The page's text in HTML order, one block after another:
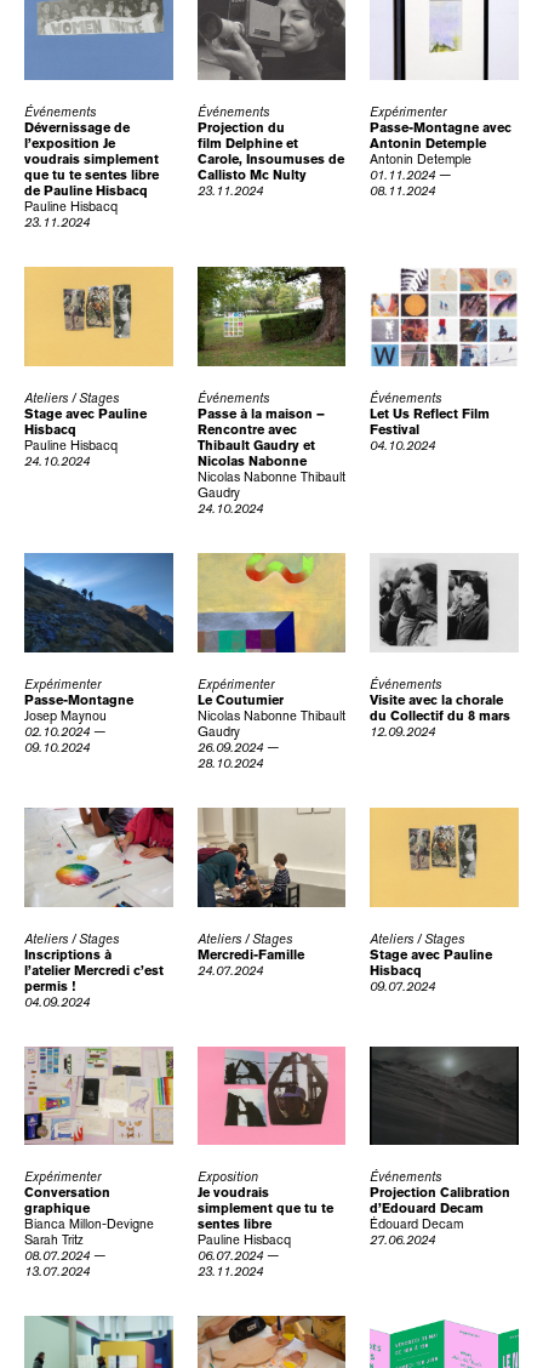
Événements
Dévernissage de
l’exposition Je
voudrais simplement
que tu te sentes libre
de Pauline Hisbacq
Pauline Hisbacq
23.11.2024
Événements
Projection du
film Delphine et
Carole, Insoumuses de
Callisto Mc Nulty
23.11.2024
Expérimenter
Passe-Montagne avec
Antonin Detemple
Antonin Detemple
01.11.2024 —
08.11.2024
Ateliers / Stages
Stage avec Pauline
Hisbacq
Pauline Hisbacq
24.10.2024
Événements
Passe à la maison –
Rencontre avec
Thibault Gaudry et
Nicolas Nabonne
Nicolas Nabonne Thibault
Gaudry
24.10.2024
Événements
Let Us Reflect Film
Festival
04.10.2024
Expérimenter
Passe-Montagne
Josep Maynou
02.10.2024 —
09.10.2024
Expérimenter
Le Coutumier
Nicolas Nabonne Thibault
Gaudry
26.09.2024 —
28.10.2024
Événements
Visite avec la chorale
du Collectif du 8 mars
12.09.2024
Ateliers / Stages
Inscriptions à
l’atelier Mercredi c’est
permis !
04.09.2024
Ateliers / Stages
Mercredi-Famille
24.07.2024
Ateliers / Stages
Stage avec Pauline
Hisbacq
09.07.2024
Expérimenter
Conversation
graphique
Bianca Millon-Devigne
Sarah Tritz
08.07.2024 —
13.07.2024
Exposition
Je voudrais
simplement que tu te
sentes libre
Pauline Hisbacq
06.07.2024 —
23.11.2024
Événements
Projection Calibration
d’Edouard Decam
Édouard Decam
27.06.2024